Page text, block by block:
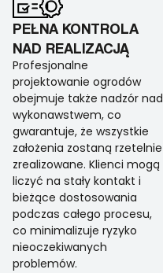
PEŁNA KONTROLA
NAD REALIZACJĄ
Profesjonalne
projektowanie ogrodów
obejmuje także nadzór nad
wykonawstwem, co
gwarantuje, że wszystkie
założenia zostaną rzetelnie
zrealizowane. Klienci mogą
liczyć na stały kontakt i
bieżące dostosowania
podczas całego procesu,
co minimalizuje ryzyko
nieoczekiwanych
problemów.